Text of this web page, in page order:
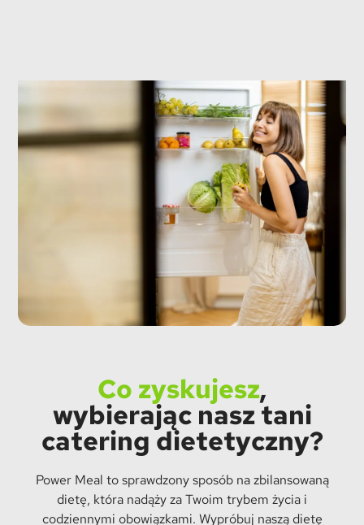
Co zyskujesz,
wybierając nasz tani
catering dietetyczny?
Power Meal to sprawdzony sposób na zbilansowaną
dietę, która nadąży za Twoim trybem życia i
codziennymi obowiązkami. Wypróbuj naszą dietę